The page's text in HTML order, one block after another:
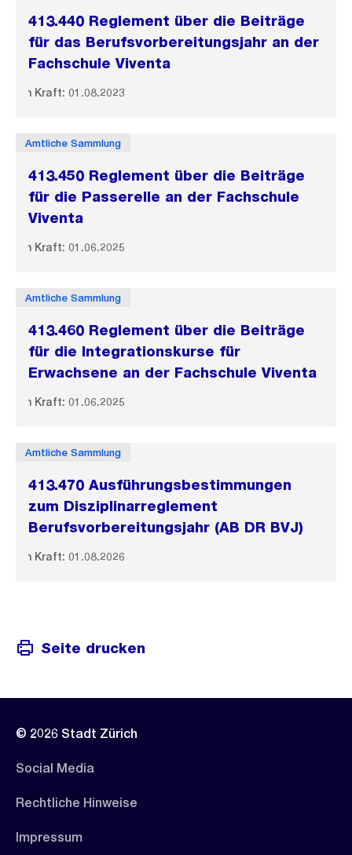
413.440 Reglement über die Beiträge
für das Berufsvorbereitungsjahr an der
Fachschule Viventa
In Kraft: 01.08.2023
Amtliche Sammlung
413.450 Reglement über die Beiträge
für die Passerelle an der Fachschule
Viventa
In Kraft: 01.06.2025
Amtliche Sammlung
413.460 Reglement über die Beiträge
für die Integrationskurse für
Erwachsene an der Fachschule Viventa
In Kraft: 01.06.2025
Amtliche Sammlung
413.470 Ausführungsbestimmungen
zum Disziplinarreglement
Berufsvorbereitungsjahr (AB DR BVJ)
In Kraft: 01.08.2026
Seite drucken
© 2026 Stadt Zürich
Social Media
Rechtliche Hinweise
Impressum